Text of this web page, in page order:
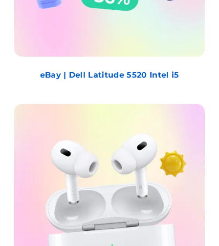
eBay | Dell Latitude 5520 Intel i5